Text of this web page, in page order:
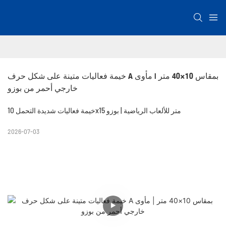
خيمة فعاليات متينة على شكل حرف A بمقاس 10×40 متر | مأوى
خارجي أحمر من بوزو
خيمة فعاليات شديدة التحمل 10x15 متر للألعاب الرياضية | بوزو
2026-07-03